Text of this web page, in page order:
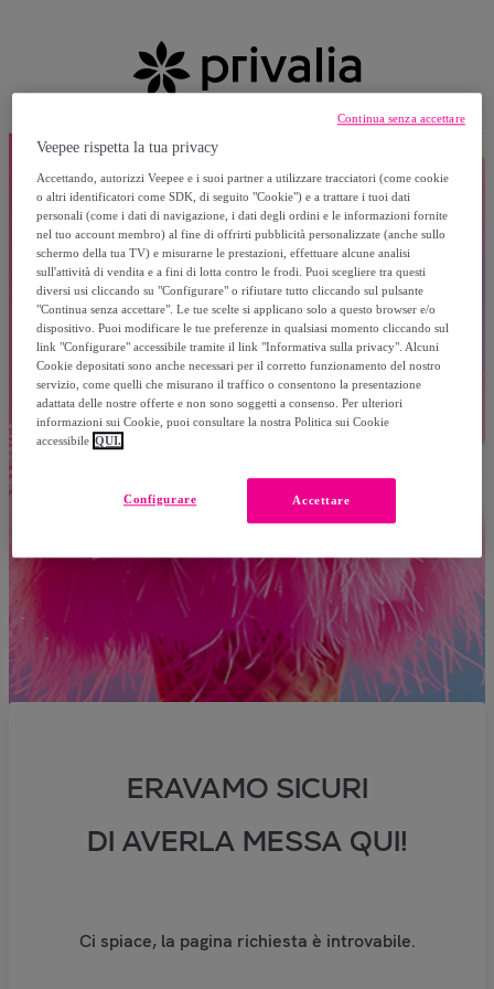
ERAVAMO SICURI
DI AVERLA MESSA QUI!
Ci spiace, la pagina richiesta è introvabile.
Veepee rispetta la tua privacy
Accettando, autorizzi Veepee e i suoi partner a utilizzare tracciatori (come cookie
o altri identificatori come SDK, di seguito "Cookie") e a trattare i tuoi dati
personali (come i dati di navigazione, i dati degli ordini e le informazioni fornite
nel tuo account membro) al fine di offrirti pubblicità personalizzate (anche sullo
schermo della tua TV) e misurarne le prestazioni, effettuare alcune analisi
sull'attività di vendita e a fini di lotta contro le frodi. Puoi scegliere tra questi
diversi usi cliccando su "Configurare" o rifiutare tutto cliccando sul pulsante
"Continua senza accettare". Le tue scelte si applicano solo a questo browser e/o
dispositivo. Puoi modificare le tue preferenze in qualsiasi momento cliccando sul
link "Configurare" accessibile tramite il link "Informativa sulla privacy". Alcuni
Cookie depositati sono anche necessari per il corretto funzionamento del nostro
servizio, come quelli che misurano il traffico o consentono la presentazione
adattata delle nostre offerte e non sono soggetti a consenso. Per ulteriori
informazioni sui Cookie, puoi consultare la nostra Politica sui Cookie
accessibile QUI.
Accettare
Configurare
Continua senza accettare